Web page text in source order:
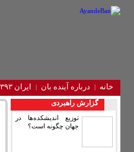
خانه درباره آینده‌ بان ایران ۱۳۹۳
گزارش راهبردی
توزیع اندیشکده‌ها در
جهان چگونه است؟